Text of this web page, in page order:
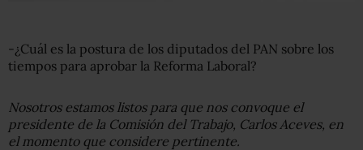
-¿Cuál es la postura de los diputados del PAN sobre los
tiempos para aprobar la Reforma Laboral?
Nosotros estamos listos para que nos convoque el
presidente de la Comisión del Trabajo, Carlos Aceves, en
el momento que considere pertinente.